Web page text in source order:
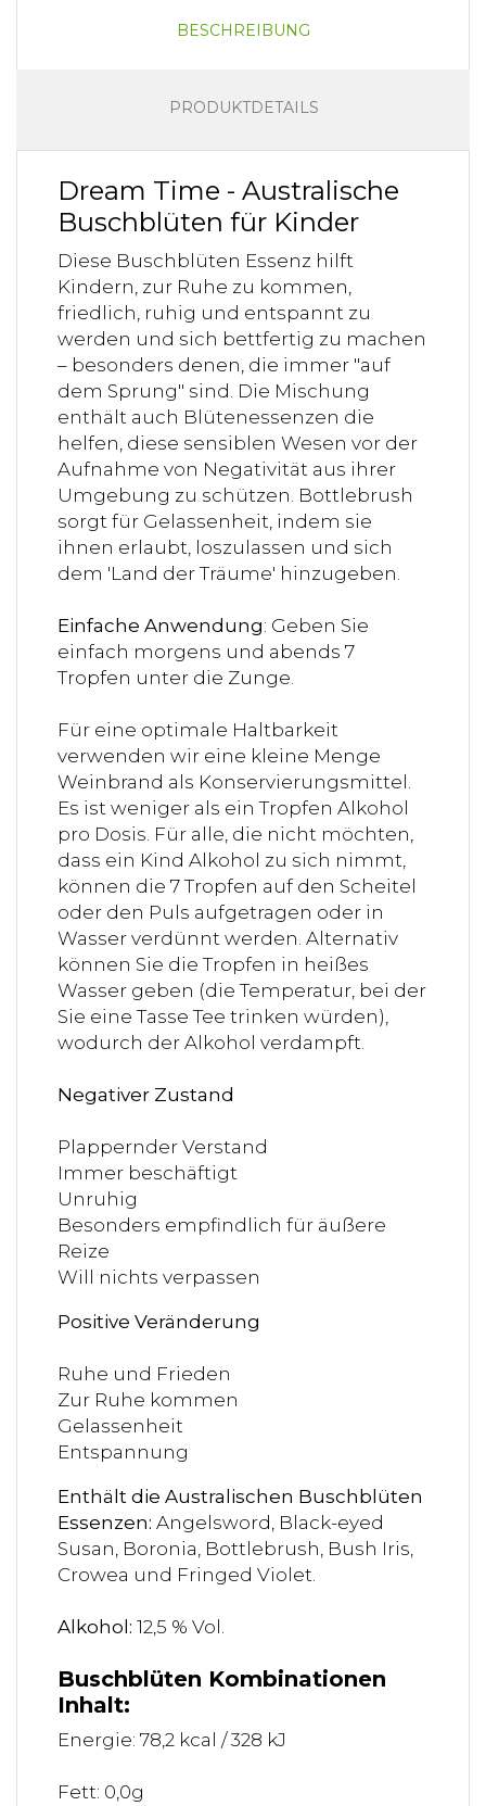
BESCHREIBUNG
PRODUKTDETAILS
Dream Time - Australische
Buschblüten für Kinder
Diese Buschblüten Essenz hilft
Kindern, zur Ruhe zu kommen,
friedlich, ruhig und entspannt zu
werden und sich bettfertig zu machen
– besonders denen, die immer "auf
dem Sprung" sind. Die Mischung
enthält auch Blütenessenzen die
helfen, diese sensiblen Wesen vor der
Aufnahme von Negativität aus ihrer
Umgebung zu schützen. Bottlebrush
sorgt für Gelassenheit, indem sie
ihnen erlaubt, loszulassen und sich
dem 'Land der Träume' hinzugeben.
Einfache Anwendung: Geben Sie
einfach morgens und abends 7
Tropfen unter die Zunge.
Für eine optimale Haltbarkeit
verwenden wir eine kleine Menge
Weinbrand als Konservierungsmittel.
Es ist weniger als ein Tropfen Alkohol
pro Dosis. Für alle, die nicht möchten,
dass ein Kind Alkohol zu sich nimmt,
können die 7 Tropfen auf den Scheitel
oder den Puls aufgetragen oder in
Wasser verdünnt werden. Alternativ
können Sie die Tropfen in heißes
Wasser geben (die Temperatur, bei der
Sie eine Tasse Tee trinken würden),
wodurch der Alkohol verdampft.
Negativer Zustand
Plappernder Verstand
Immer beschäftigt
Unruhig
Besonders empfindlich für äußere
Reize
Will nichts verpassen
Positive Veränderung
Ruhe und Frieden
Zur Ruhe kommen
Gelassenheit
Entspannung
Enthält die Australischen Buschblüten
Essenzen: Angelsword, Black-eyed
Susan, Boronia, Bottlebrush, Bush Iris,
Crowea und Fringed Violet.
Alkohol: 12,5 % Vol.
Buschblüten Kombinationen
Inhalt:
Energie: 78,2 kcal / 328 kJ
Fett: 0,0g